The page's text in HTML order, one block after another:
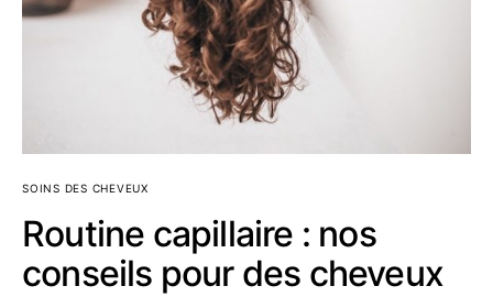
SOINS DES CHEVEUX
Routine capillaire : nos
conseils pour des cheveux